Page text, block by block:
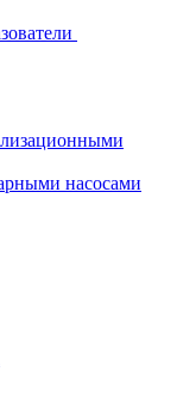
насосами